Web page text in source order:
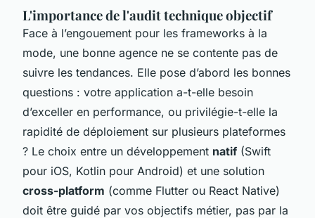
L'importance de l'audit technique objectif
Face à l’engouement pour les frameworks à la
mode, une bonne agence ne se contente pas de
suivre les tendances. Elle pose d’abord les bonnes
questions : votre application a-t-elle besoin
d’exceller en performance, ou privilégie-t-elle la
rapidité de déploiement sur plusieurs plateformes
? Le choix entre un développement natif (Swift
pour iOS, Kotlin pour Android) et une solution
cross-platform (comme Flutter ou React Native)
doit être guidé par vos objectifs métier, pas par la